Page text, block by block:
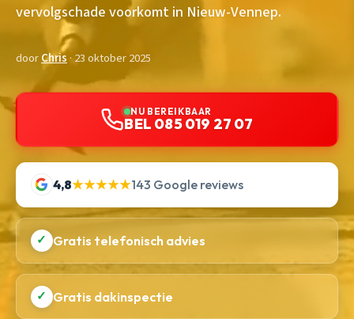
vervolgschade voorkomt in Nieuw-Vennep.
doorChris· 23 oktober 2025
NU BEREIKBAAR
BEL 085 019 27 07
4,8★★★★★143 Google reviews
✓ Gratis telefonisch advies
✓ Gratis dakinspectie